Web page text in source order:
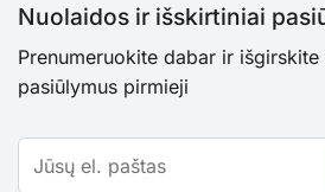
Nuolaidos ir išskirtiniai
Prenumeruokite dabar ir išgirskite
pasiūlymus pirmieji